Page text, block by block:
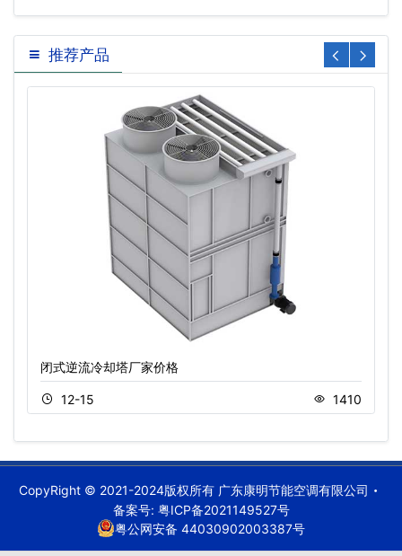
推荐产品
闭式逆流冷却塔厂家价格
12-15 1410
CopyRight © 2021-2024版权所有 广东康明节能空调有限公司
备案号: 粤ICP备2021149527号
粤公网安备 44030902003387号